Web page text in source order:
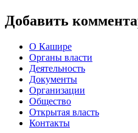
Добавить
О Кашире
Органы власти
Деятельность
Документы
Организации
Общество
Открытая власть
Контакты